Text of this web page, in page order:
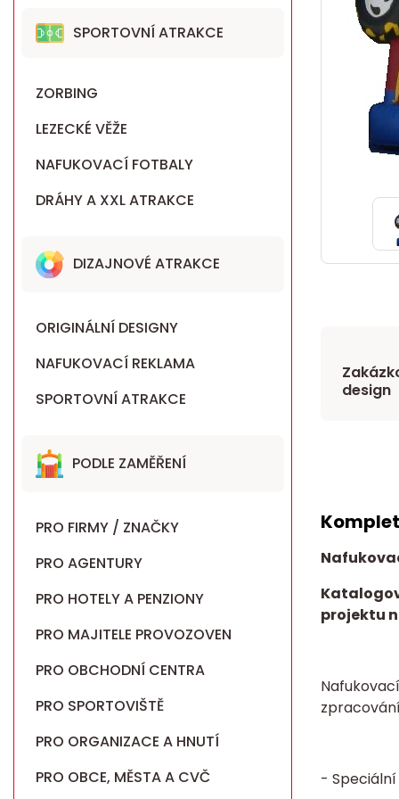
SPORTOVNÍ ATRAKCE
ZORBING
LEZECKÉ VĚŽE
NAFUKOVACÍ FOTBALY
DRÁHY A XXL ATRAKCE
DIZAJNOVÉ ATRAKCE
ORIGINÁLNÍ DESIGNY
NAFUKOVACÍ REKLAMA
SPORTOVNÍ ATRAKCE
PODLE ZAMĚŘENÍ
PRO FIRMY / ZNAČKY
PRO AGENTURY
PRO HOTELY A PENZIONY
PRO MAJITELE PROVOZOVEN
PRO OBCHODNÍ CENTRA
PRO SPORTOVIŠTĚ
PRO ORGANIZACE A HNUTÍ
PRO OBCE, MĚSTA A CVČ
design
projektu
-